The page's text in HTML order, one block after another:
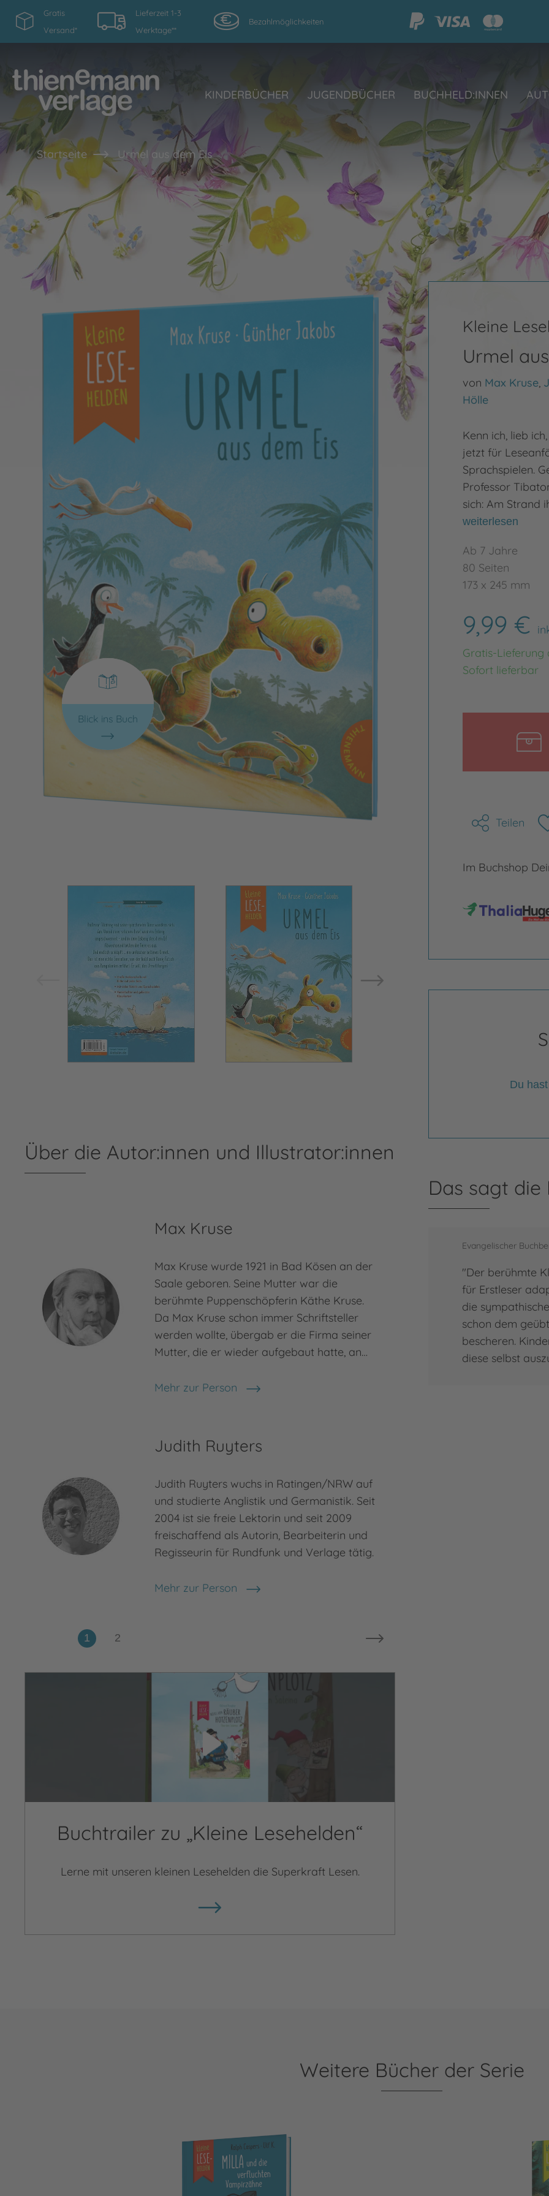
Gratis
Versand*
Lieferzeit 1-3
Werktage**
Bezahlmöglichkeiten
KINDERBÜCHER JUGENDBÜCHER BUCHHELD:INNEN
Startseite Urmel aus dem Eis
Blick ins Buch
Bild vergrößern
Kleine
Urmel
von Max Kruse,
Hölle
Kenn ich, lieb
jetzt für
Sprachspielen.
Professor
sich: Am Strand
weiterlesen
Ab 7 Jahre
80 Seiten
173 x 245 mm
9,99 €
Gratis-Lieferung
Sofort lieferbar
Teilen
Im Buchshop
Du
Über die Autor:innen und Illustrator:innen
Max Kruse
Max Kruse wurde 1921 in Bad Kösen an der
Saale geboren. Seine Mutter war die
berühmte Puppenschöpferin Käthe Kruse.
Da Max Kruse schon immer Schriftsteller
werden wollte, übergab er die Firma seiner
Mutter, die er wieder aufgebaut hatte, an…
Mehr zur Person
Max Kruse
Judith Ruyters
Judith Ruyters wuchs in Ratingen/NRW auf
und studierte Anglistik und Germanistik. Seit
2004 ist sie freie Lektorin und seit 2009
freischaffend als Autorin, Bearbeiterin und
Regisseurin für Rundfunk und Verlage tätig.
Mehr zur Person
Judith Ruyters
Das sagt die
Evangelischer
"Der berühmte
für Erstleser
die
schon dem
bescheren.
diese selbst
Buchtrailer zu „Kleine Lesehelden“
Lerne mit unseren kleinen Lesehelden die Superkraft Lesen.
Weitere Bücher der Serie